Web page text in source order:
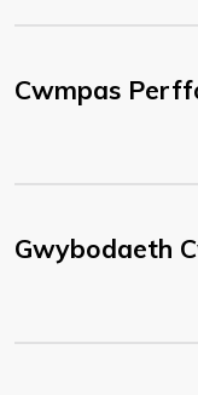
Cwmpas
Gwybodaeth